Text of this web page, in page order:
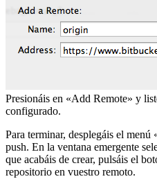
Presionáis en «Add Remote» y
configurado.
Para terminar, desplegáis el
push. En la ventana emergente
que acabáis de crear, pulsáis el
repositorio en vuestro remoto.